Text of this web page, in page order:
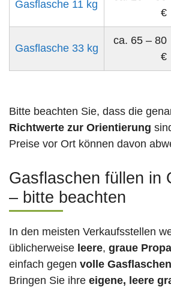
Gasflasche 11 kg
€
Gasflasche 33 kg
ca. 65 – 80
€
Bitte beachten Sie, dass die
Richtwerte zur Orientierung
Preise vor Ort können davon
Gasflaschen füllen in
– bitte beachten
In den meisten Verkaufsstellen
üblicherweise leere, graue
einfach gegen volle Gasflaschen
Bringen Sie ihre eigene, leere